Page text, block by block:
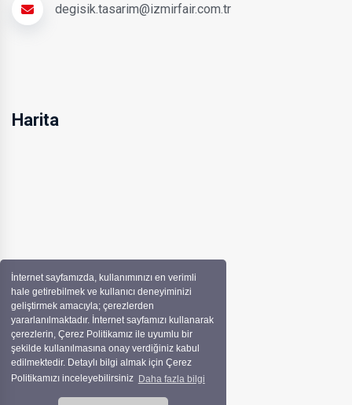
İnternet sayfamızda, kullanımınızı en verimli
hale getirebilmek ve kullanıcı deneyiminizi
geliştirmek amacıyla; çerezlerden
yararlanılmaktadır. İnternet sayfamızı kullanarak
çerezlerin, Çerez Politikamız ile uyumlu bir
şekilde kullanılmasına onay verdiğiniz kabul
edilmektedir. Detaylı bilgi almak için Çerez
Politikamızı inceleyebilirsiniz Daha fazla bilgi
degisik.tasarim@izmirfair.com.tr
Harita